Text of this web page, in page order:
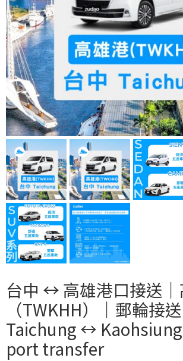
台中 ↔︎ 高雄港口接送
（TWKHH）｜郵輪接送
Taichung ↔︎ Kaohsiung
port transfer